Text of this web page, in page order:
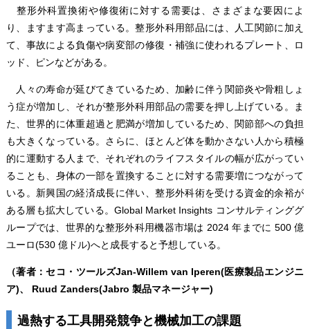
整形外科置換術や修復術に対する需要は、さまざまな要因によ
り、ますます高まっている。整形外科用部品には、人工関節に加え
て、事故による負傷や病変部の修復・補強に使われるプレート、ロ
ッド、ピンなどがある。
人々の寿命が延びてきているため、加齢に伴う関節炎や骨粗しょ
う症が増加し、それが整形外科用部品の需要を押し上げている。ま
た、世界的に体重超過と肥満が増加しているため、関節部への負担
も大きくなっている。さらに、ほとんど体を動かさない人から積極
的に運動する人まで、それぞれのライフスタイルの幅が広がってい
ることも、身体の一部を置換することに対する需要増につながって
いる。新興国の経済成長に伴い、整形外科術を受ける資金的余裕が
ある層も拡大している。Global Market Insights コンサルティンググ
ループでは、世界的な整形外科用機器市場は 2024 年までに 500 億
ユーロ(530 億ドル)へと成長すると予想している。
（著者：セコ・ツールズJan-Willem van Iperen(医療製品エンジニ
ア)、 Ruud Zanders(Jabro 製品マネージャー)
過熱する工具開発競争と機械加工の課題